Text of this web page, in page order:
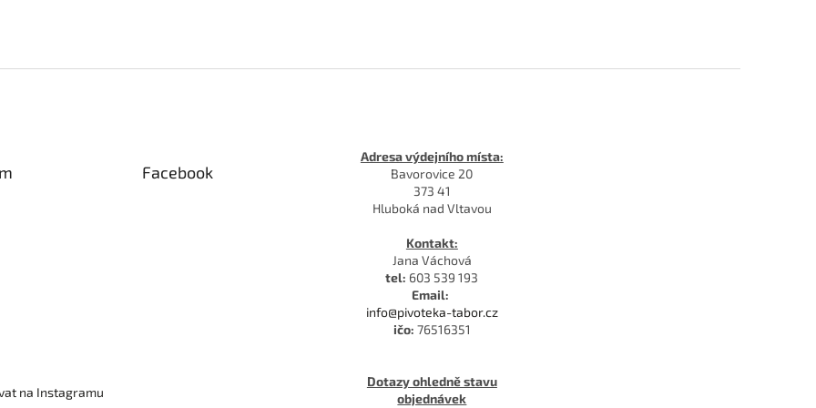
na Instagramu
Facebook
Adresa výdejního místa:
Bavorovice 20
373 41
Hluboká nad Vltavou
Kontakt:
Jana Váchová
tel: 603 539 193
Email:
info@pivoteka-tabor.cz
ičo: 76516351
Dotazy ohledně stavu
objednávek